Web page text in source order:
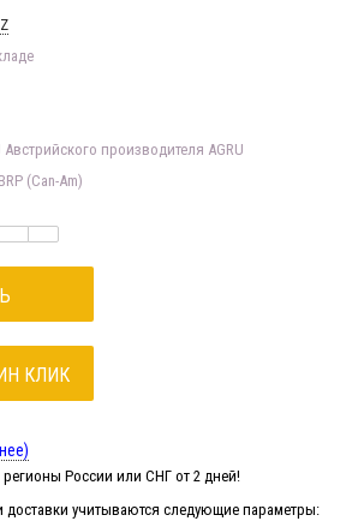
Австрийского производителя AGRU
BRP (Can-Am)
КЛИК
регионы России или СНГ от 2 дней!
доставки учитываются следующие параметры: